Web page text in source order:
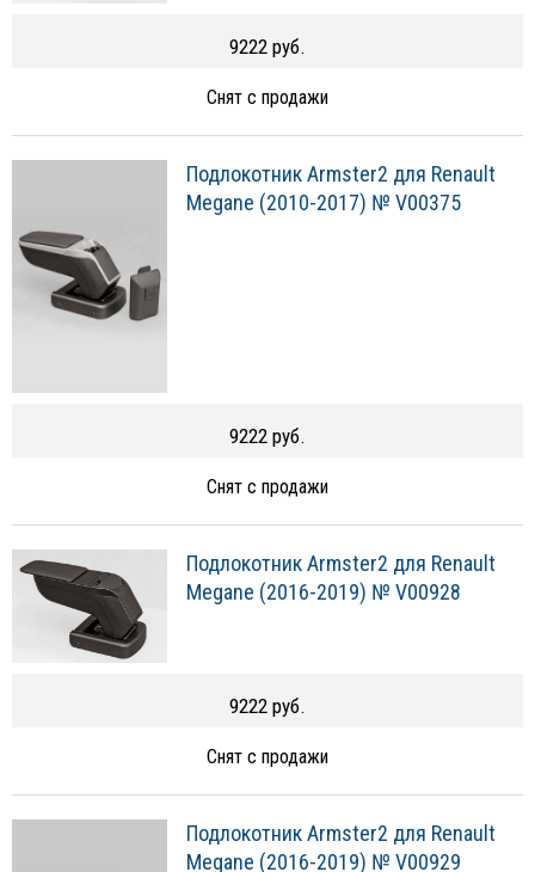
9222 руб.
Снят с продажи
Подлокотник Armster2 для Renault
Megane (2010-2017) № V00375
9222 руб.
Снят с продажи
Подлокотник Armster2 для Renault
Megane (2016-2019) № V00928
9222 руб.
Снят с продажи
Подлокотник Armster2 для Renault
Megane (2016-2019) № V00929